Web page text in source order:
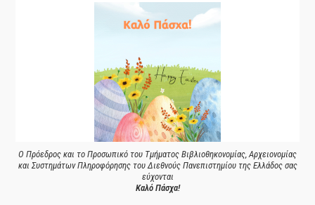
Ο Πρόεδρος και το Προσωπικό του Τμήματος Βιβλιοθηκονομίας, Αρχειονομίας
και Συστημάτων Πληροφόρησης του Διεθνούς Πανεπιστημίου της Ελλάδος σας
εύχονται
Καλό Πάσχα!